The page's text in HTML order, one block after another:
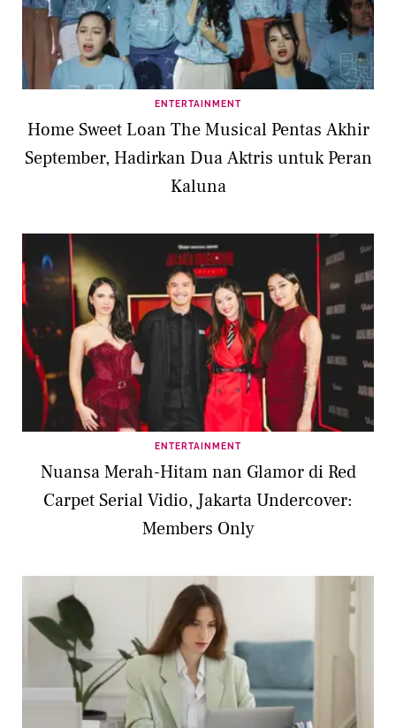
ENTERTAINMENT
Home Sweet Loan The Musical Pentas Akhir
September, Hadirkan Dua Aktris untuk Peran
Kaluna
ENTERTAINMENT
Nuansa Merah-Hitam nan Glamor di Red
Carpet Serial Vidio, Jakarta Undercover:
Members Only